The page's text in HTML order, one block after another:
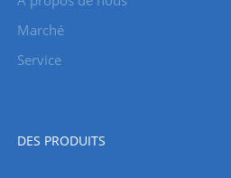
Marché
Service
DES PRODUITS